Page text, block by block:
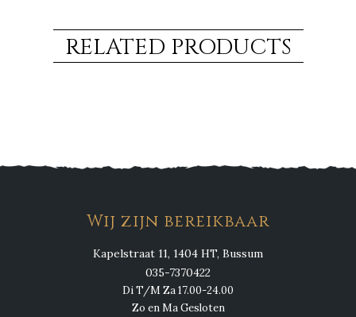
RELATED PRODUCTS
Wij zijn bereikbaar
Kapelstraat 11, 1404 HT, Bussum
035-7370422
Di T/M Za 17.00-24.00
Zo en Ma Gesloten